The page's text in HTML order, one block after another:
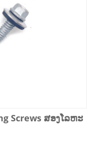
Screws ສອງໂລຫະ